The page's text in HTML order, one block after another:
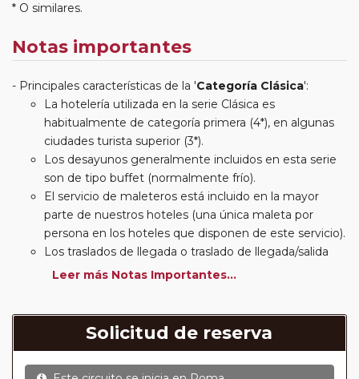
* O similares.
Notas importantes
Principales características de la 'Categoría Clásica':
La hotelería utilizada en la serie Clásica es
habitualmente de categoría primera (4*), en algunas
ciudades turista superior (3*).
Los desayunos generalmente incluidos en esta serie
son de tipo buffet (normalmente frío).
El servicio de maleteros está incluido en la mayor
parte de nuestros hoteles (una única maleta por
persona en los hoteles que disponen de este servicio).
Los traslados de llegada o traslado de llegada/salida
estarán incluidos según itinerario.
suplemento de media pensión (incluirá un número de
almuerzos o cenas señalado en su itinerario).
En muchos itinerarios le incluimos algunas cenas. En
Leer más Notas Importantes...
Solicitud de reserva